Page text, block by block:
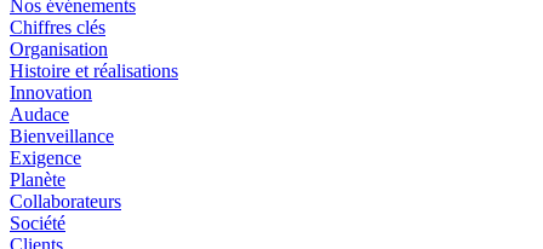
Nos événements
Chiffres clés
Organisation
Histoire et réalisations
Innovation
Audace
Bienveillance
Exigence
Planète
Collaborateurs
Société